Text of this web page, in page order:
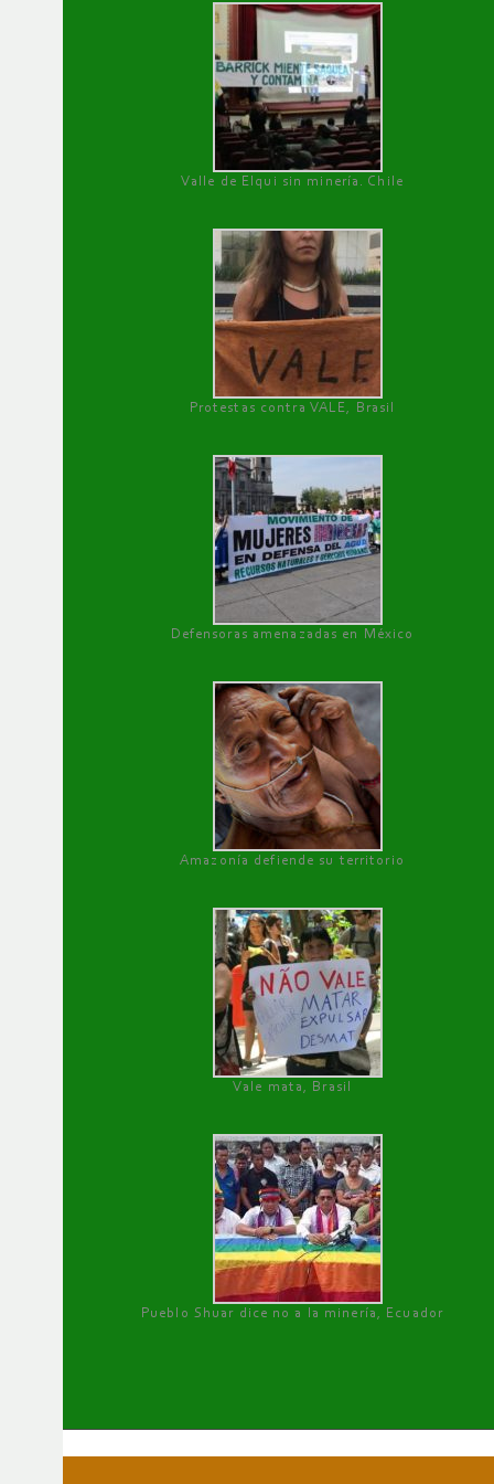
Valle de Elqui sin minería. Chile
Protestas contra VALE, Brasil
Defensoras amenazadas en México
Amazonía defiende su territorio
Vale mata, Brasil
Pueblo Shuar dice no a la minería, Ecuador